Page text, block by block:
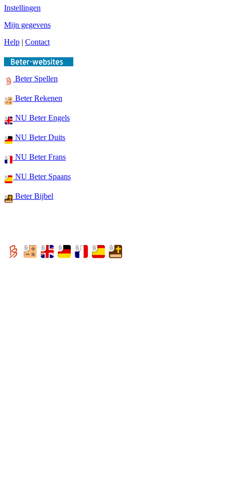
Instellingen
Mijn gegevens
Help | Contact
Beter Spellen
Beter Rekenen
NU Beter Engels
NU Beter Duits
NU Beter Frans
NU Beter Spaans
Beter Bijbel